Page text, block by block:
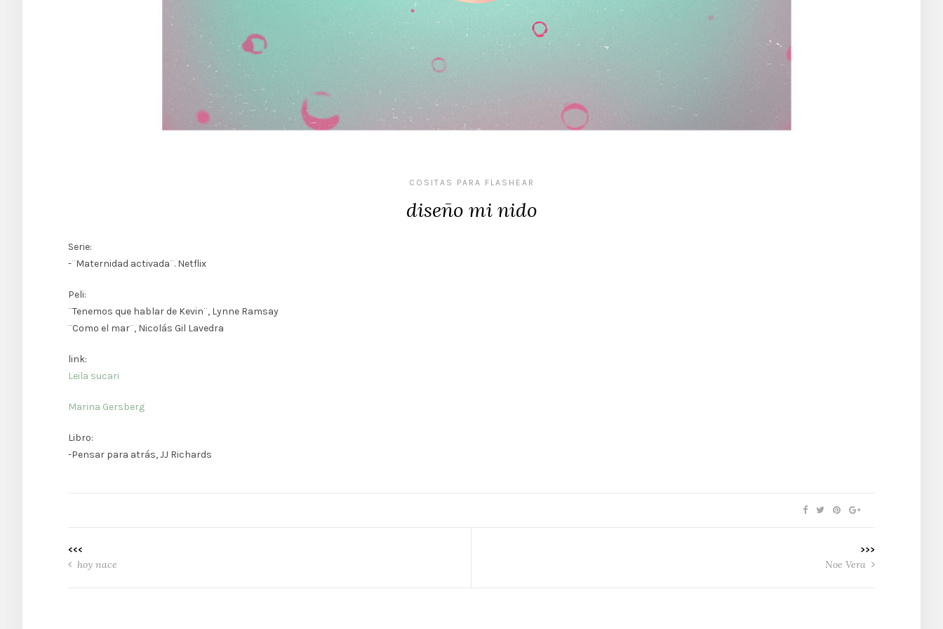
COSITAS PARA FLASHEAR
diseño mi nido
Serie:
-¨Maternidad activada¨. Netflix
Peli:
¨Tenemos que hablar de Kevin¨, Lynne Ramsay
¨Como el mar¨, Nicolás Gil Lavedra
link:
Leila sucari
Marina Gersberg
Libro:
-Pensar para atrás, JJ Richards
<<<
hoy nace
>>>
Noe Vera